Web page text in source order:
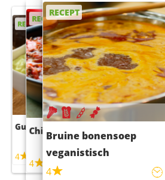
RECEPT
Guacamole
4
RECEPT
Chili con carne
4 45m
RECEPT
Bruine bonensoep
veganistisch
4
RECEPT
Sushi rijstsalade
maaltijdsalade
RECEPT
4